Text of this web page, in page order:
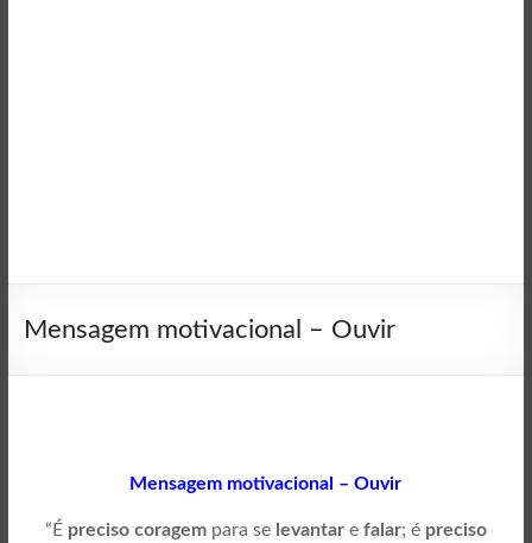
Mensagem motivacional – Ouvir
Mensagem motivacional – Ouvir
“É preciso coragem para se levantar e falar; é preciso